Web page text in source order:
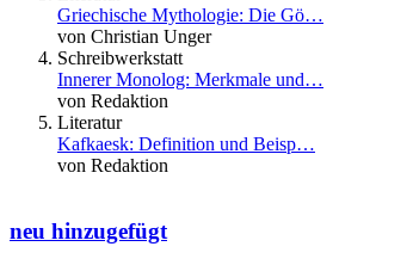
Griechische Mythologie: Die Gö…
von Christian Unger
Schreibwerkstatt
Innerer Monolog: Merkmale und…
von Redaktion
Literatur
Kafkaesk: Definition und Beisp…
von Redaktion
neu hinzugefügt